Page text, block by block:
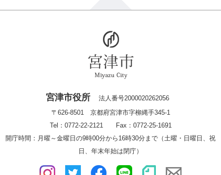
宮津市役所
法人番号2000020262056
〒626-8501 京都府宮津市字柳縄手345-1
Tel：0772-22-2121 Fax：0772-25-1691
開庁時間：月曜～金曜日の9時00分から16時30分まで（土曜・日曜日、祝
日、年末年始は閉庁）